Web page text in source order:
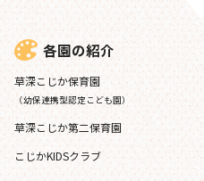
各園の紹介
草深こじか保育園
（幼保連携型認定こども園）
草深こじか第二保育園
こじかKIDSクラブ